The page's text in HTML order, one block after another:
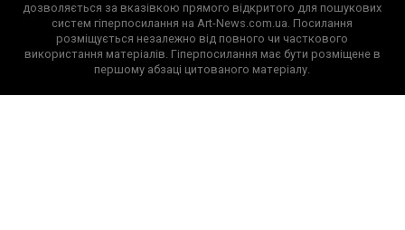
дозволяється за вказівкою прямого відкритого для пошукових
систем гіперпосилання на Art-News.com.ua. Посилання
розміщується незалежно від повного чи часткового
використання матеріалів. Гіперпосилання має бути розміщене в
першому абзаці цитованого матеріалу.